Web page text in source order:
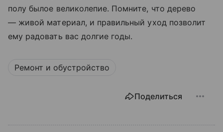
полу былое великолепие. Помните, что дерево
— живой материал, и правильный уход позволит
ему радовать вас долгие годы.
Ремонт и обустройство
Поделиться